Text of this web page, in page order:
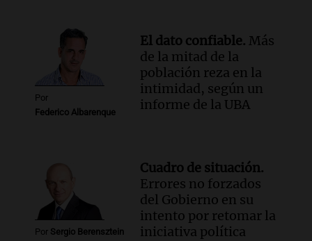
Panorama Federal
Episodios
Por
Federico Albarenque
El dato confiable. Más
de la mitad de la
población reza en la
intimidad, según un
informe de la UBA
Por Sergio Berensztein
Cuadro de situación.
Errores no forzados
del Gobierno en su
intento por retomar la
iniciativa política